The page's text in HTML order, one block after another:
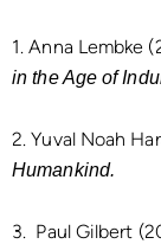
1. Anna Lembke
in the Age of
2. Yuval Noah
Humankind.
3. Paul Gilbert